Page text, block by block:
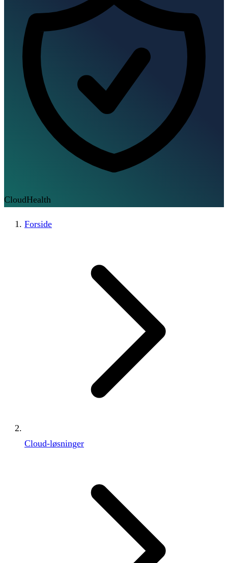
CloudHealth
Forside
Cloud-løsninger